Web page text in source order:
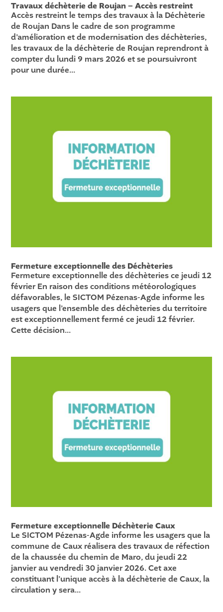
Travaux déchèterie de Roujan – Accès restreint
Accès restreint le temps des travaux à la Déchèterie
de Roujan Dans le cadre de son programme
d’amélioration et de modernisation des déchèteries,
les travaux de la déchèterie de Roujan reprendront à
compter du lundi 9 mars 2026 et se poursuivront
pour une durée...
Fermeture exceptionnelle des Déchèteries
Fermeture exceptionnelle des déchèteries ce jeudi 12
février En raison des conditions météorologiques
défavorables, le SICTOM Pézenas-Agde informe les
usagers que l’ensemble des déchèteries du territoire
est exceptionnellement fermé ce jeudi 12 février.
Cette décision...
Fermeture exceptionnelle Déchèterie Caux
Le SICTOM Pézenas-Agde informe les usagers que la
commune de Caux réalisera des travaux de réfection
de la chaussée du chemin de Maro, du jeudi 22
janvier au vendredi 30 janvier 2026. Cet axe
constituant l’unique accès à la déchèterie de Caux, la
circulation y sera...